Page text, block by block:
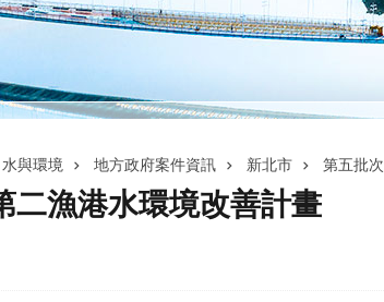
水與環境 地方政府案件資訊 新北市 第五批次
二漁港水環境改善計畫